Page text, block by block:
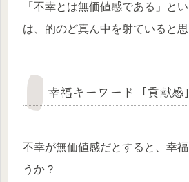
「不幸とは無価値感である」と
は、的のど真ん中を射ていると思
幸福キーワード「貢献感」
不幸が無価値感だとすると、幸
うか？